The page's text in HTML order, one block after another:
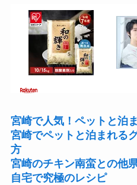
宮崎で人気！ペットと泊
宮崎でペットと泊まれる
方
宮崎のチキン南蛮との他
自宅で究極のレシピ